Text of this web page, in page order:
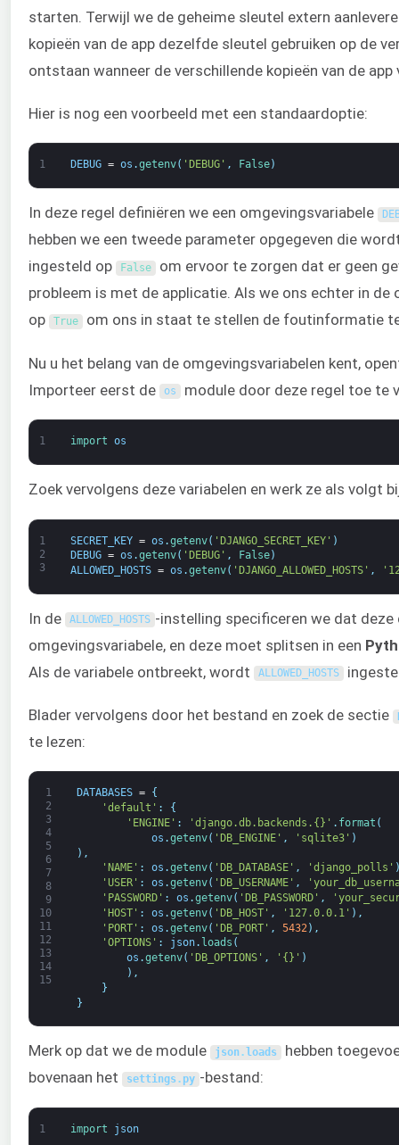
starten. Terwijl we de geheime sleutel extern
kopieën van de app dezelfde sleutel gebruiken op de
ontstaan wanneer de verschillende kopieën van de
Hier is nog een voorbeeld met een standaardoptie:
1 DEBUG = os .getenv( 'DEBUG' , False)
In deze regel definiëren we een omgevingsvariabele
hebben we een tweede parameter opgegeven die
ingesteld op
False om ervoor te zorgen dat er geen
probleem is met de applicatie. Als we ons echter in
op
True om ons in staat te stellen de foutinformatie
Nu u het belang van de omgevingsvariabelen kent,
Importeer eerst de
os module door deze regel toe te
1 import os
Zoek vervolgens deze variabelen en werk ze als volgt
1
2
3
SECRET_KEY = os .getenv( 'DJANGO_SECRET_KEY' )
DEBUG = os .getenv( 'DEBUG' , False)
ALLOWED_HOSTS = os .getenv( 'DJANGO_ALLOWED_HOSTS' ,
In de ALLOWED_HOSTS -instelling specificeren we dat
omgevingsvariabele, en deze moet splitsen in een
Als de variabele ontbreekt, wordt
ALLOWED_HOSTS
Blader vervolgens door het bestand en zoek de sectie
te lezen:
1
2
3
4
5
6
7
8
9
10
11
12
13
14
15
DATABASES =
{
'default' :
{
'ENGINE' : 'django.db.backends.{}' . format (
os .getenv( 'DB_ENGINE' , 'sqlite3' )
) ,
'NAME' : os .getenv( 'DB_DATABASE' , 'django_polls'
'USER' : os .getenv( 'DB_USERNAME' ,
'PASSWORD' : os .getenv( 'DB_PASSWORD' ,
'HOST' : os .getenv( 'DB_HOST' , '127.0.0.1' ) ,
'PORT' : os .getenv( 'DB_PORT' , 5432 ) ,
'OPTIONS' : json. loads (
os .getenv( 'DB_OPTIONS' , '{}' )
) ,
}
}
Merk op dat we de module json. loads hebben
bovenaan het
settings . py -bestand:
1 import json